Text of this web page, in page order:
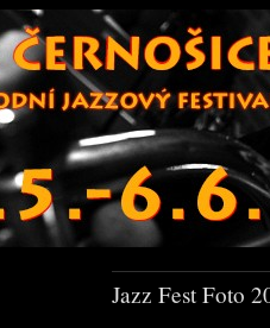
Jazz Fest Foto